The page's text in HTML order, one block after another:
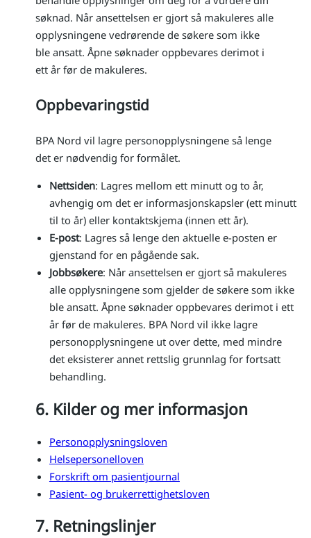
søknad. Når ansettelsen er gjort så makuleres alle
opplysningene vedrørende de søkere som ikke
ble ansatt. Åpne søknader oppbevares derimot i
ett år før de makuleres.
Oppbevaringstid
BPA Nord vil lagre personopplysningene så lenge
det er nødvendig for formålet.
Nettsiden: Lagres mellom ett minutt og to år,
avhengig om det er informasjonskapsler (ett minutt
til to år) eller kontaktskjema (innen ett år).
E-post: Lagres så lenge den aktuelle e-posten er
gjenstand for en pågående sak.
Jobbsøkere: Når ansettelsen er gjort så makuleres
alle opplysningene som gjelder de søkere som ikke
ble ansatt. Åpne søknader oppbevares derimot i ett
år før de makuleres. BPA Nord vil ikke lagre
personopplysningene ut over dette, med mindre
det eksisterer annet rettslig grunnlag for fortsatt
behandling.
6. Kilder og mer informasjon
Personopplysningsloven
Helsepersonelloven
Forskrift om pasientjournal
Pasient- og brukerrettighetsloven
7. Retningslinjer